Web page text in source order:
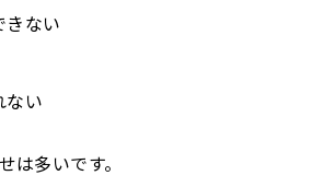
きない
ない
多いです。